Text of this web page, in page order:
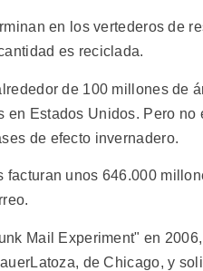
en los vertederos de
es reciclada.
de 100 millones de
en Estados Unidos. Pero no
de efecto invernadero.
facturan unos 646.000
Mail Experiment" en
de Chicago, y